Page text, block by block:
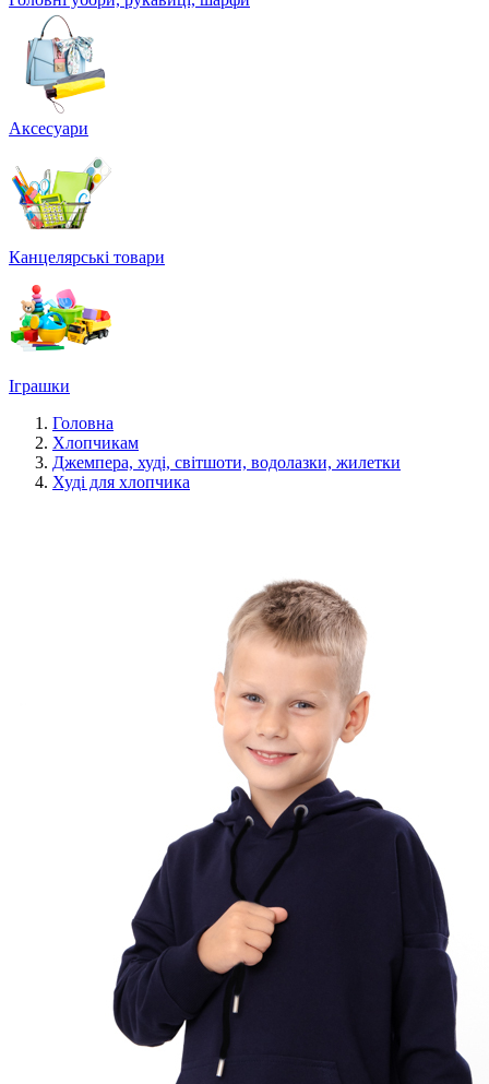
Аксесуари
Канцелярські товари
Іграшки
Головна
Хлопчикам
Джемпера, худі, світшоти, водолазки, жилетки
Худі для хлопчика